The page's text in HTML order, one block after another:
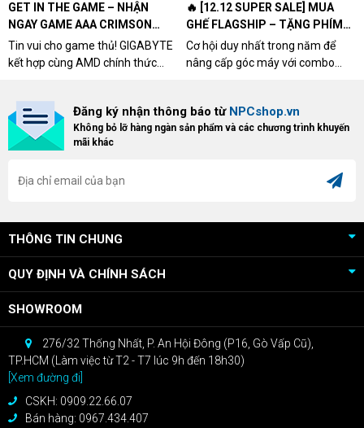
GET IN THE GAME – NHẬN
NGAY GAME AAA CRIMSON
DESERT CÙNG GIGABYTE &
AMD
Tin vui cho game thủ! GIGABYTE
kết hợp cùng AMD chính thức
khách hàng sở hữu VGA Radeon
RX 9070 / RX 9070 XT.
🔥 [12.12 SUPER SALE] MUA
GHẾ FLAGSHIP – TẶNG PHÍM
CƠ XỊN
Cơ hội duy nhất trong năm để
nâng cấp góc máy với combo
dòng ghế Gaming cao cấp nhất,
bạn sẽ nhận ngay quà tặng trị giá
Đăng ký nhận thông báo từ NPCshop.vn
Không bỏ lỡ hàng ngàn sản phẩm và các chương trình khuyến
mãi khác
THÔNG TIN CHUNG
QUY ĐỊNH VÀ CHÍNH SÁCH
SHOWROOM
276/32 Thống Nhất, P. An Hội Đông (P16, Gò Vấp Cũ),
TP.HCM (Làm việc từ T2 - T7 lúc 9h đến 18h30)
[Xem đường đi]
CSKH: 0909.22.66.07
Bán hàng: 0967.434.407